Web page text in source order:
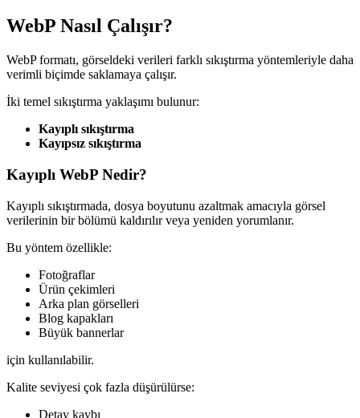
WebP Nasıl Çalışır?
WebP formatı, görseldeki verileri farklı sıkıştırma yöntemleriyle daha
verimli biçimde saklamaya çalışır.
İki temel sıkıştırma yaklaşımı bulunur:
Kayıplı sıkıştırma
Kayıpsız sıkıştırma
Kayıplı WebP Nedir?
Kayıplı sıkıştırmada, dosya boyutunu azaltmak amacıyla görsel
verilerinin bir bölümü kaldırılır veya yeniden yorumlanır.
Bu yöntem özellikle:
Fotoğraflar
Ürün çekimleri
Arka plan görselleri
Blog kapakları
Büyük bannerlar
için kullanılabilir.
Kalite seviyesi çok fazla düşürülürse:
Detay kaybı